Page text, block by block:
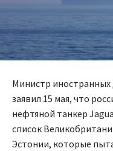
Министр иностранных
заявил 15 мая, что
нефтяной танкер
список
Эстонии, которые